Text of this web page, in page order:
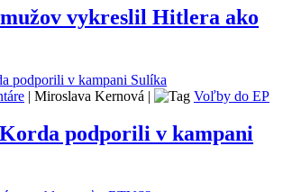
vykreslil Hitlera ako
| Miroslava Kernová | Voľby do EP
podporili v kampani